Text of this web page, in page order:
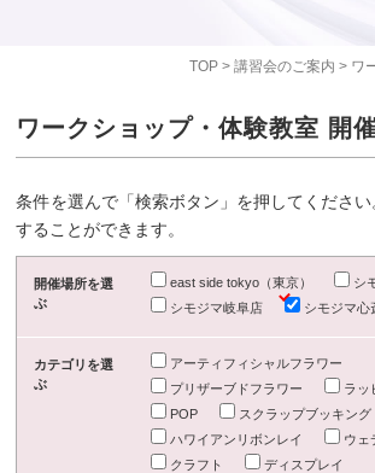
TOP> 講習会のご案内 > ワ
ワークショップ・体験教室 開
条件を選んで「検索ボタン」を押してくださ
することができます。
開催場所を選
ぶ
east side tokyo（東京）
シ
シモジマ岐阜店
シモジマ心
カテゴリを選
ぶ
アーティフィシャルフラワー
プリザーブドフラワー
ラッ
POP
スクラップブッキング
ハワイアンリボンレイ
ウェ
クラフト
ディスプレイ